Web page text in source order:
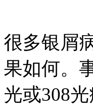
很多银屑
果如何。
光或308